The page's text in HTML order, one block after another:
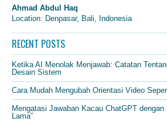
Ahmad Abdul Haq
Location: Denpasar, Bali, Indonesia
RECENT POSTS
Ketika AI Menolak Menjawab: Catatan
Desain Sistem
Cara Mudah Mengubah Orientasi Video
Mengatasi Jawaban Kacau ChatGPT dengan
Lama”